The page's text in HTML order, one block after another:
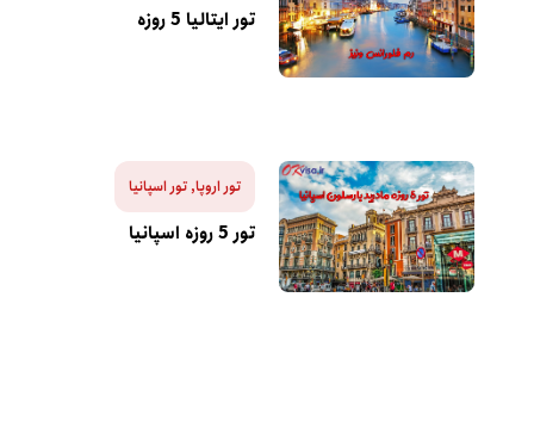
تور ایتالیا 5 روزه
تور اروپا تور اسپانیا
تور 5 روزه اسپانیا